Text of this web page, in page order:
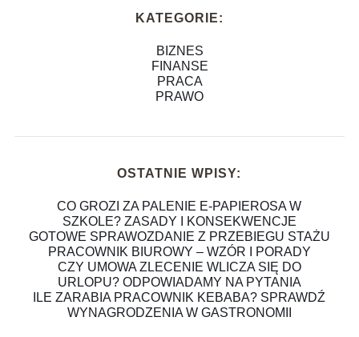
KATEGORIE:
BIZNES
FINANSE
PRACA
PRAWO
OSTATNIE WPISY:
CO GROZI ZA PALENIE E-PAPIEROSA W
SZKOLE? ZASADY I KONSEKWENCJE
GOTOWE SPRAWOZDANIE Z PRZEBIEGU STAŻU
PRACOWNIK BIUROWY – WZÓR I PORADY
CZY UMOWA ZLECENIE WLICZA SIĘ DO
URLOPU? ODPOWIADAMY NA PYTANIA
ILE ZARABIA PRACOWNIK KEBABA? SPRAWDŹ
WYNAGRODZENIA W GASTRONOMII